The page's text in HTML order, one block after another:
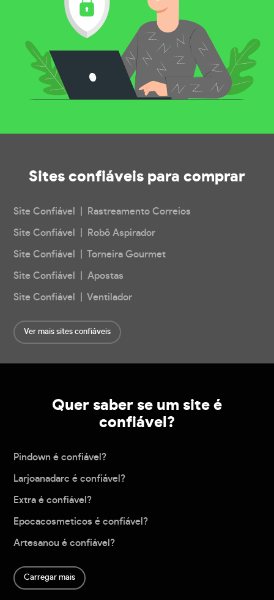
Sites confiáveis para comprar
Site Confiável | Rastreamento Correios
Site Confiável | Robô Aspirador
Site Confiável | Torneira Gourmet
Site Confiável | Apostas
Site Confiável | Ventilador
Ver mais sites confiáveis
Quer saber se um site é
confiável?
Pindown é confiável?
Larjoanadarc é confiável?
Extra é confiável?
Epocacosmeticos é confiável?
Artesanou é confiável?
Carregar mais